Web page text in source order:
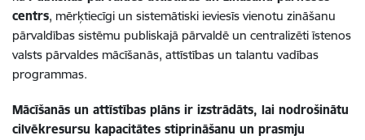
centrs, mērķtiecīgi un sistemātiski ieviesīs vienotu zināšanu
pārvaldības sistēmu publiskajā pārvaldē un centralizēti īstenos
valsts pārvaldes mācīšanās, attīstības un talantu vadības
programmas.
Mācīšanās un attīstības plāns ir izstrādāts, lai nodrošinātu
cilvēkresursu kapacitātes stiprināšanu un prasmju